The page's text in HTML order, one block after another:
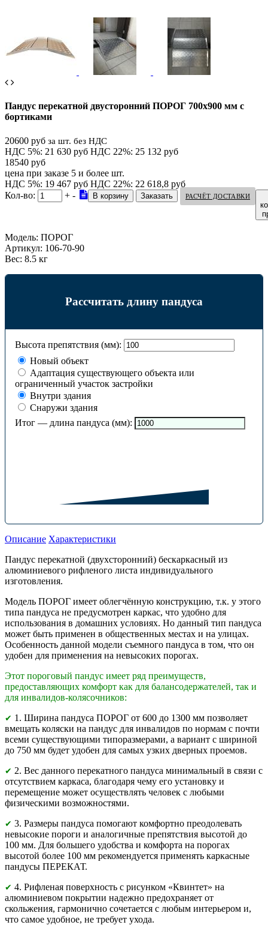
Пандус перекатной двусторонний ПОРОГ 700х900 мм с
бортиками
20600 руб за шт. без НДС
НДС 5%: 21 630 руб НДС 22%: 25 132 руб
18540 руб
цена при заказе 5 и более шт.
НДС 5%: 19 467 руб НДС 22%: 22 618,8 руб
Кол-во:
+ - РАСЧЁТ ДОСТАВКИ
Модель: ПОРОГ
Артикул: 106-70-90
Вес: 8.5 кг
Рассчитать длину пандуса
Высота препятствия (мм):
Новый объект
Адаптация существующего объекта или
ограниченный участок застройки
Внутри здания
Снаружи здания
Итог — длина пандуса (мм):
Описание Характеристики
Пандус перекатной (двухсторонний) бескаркасный из
алюминиевого рифленого листа индивидуального
изготовления.
Модель ПОРОГ имеет облегчённую конструкцию, т.к. у этого
типа пандуса не предусмотрен каркас, что удобно для
использования в домашних условиях. Но данный тип пандуса
может быть применен в общественных местах и на улицах.
Особенность данной модели съемного пандуса в том, что он
удобен для применения на невысоких порогах.
Этот пороговый пандус имеет ряд преимуществ,
предоставляющих комфорт как для балансодержателей, так и
для инвалидов-колясочников:
✔ 1. Ширина пандуса ПОРОГ от 600 до 1300 мм позволяет
вмещать коляски на пандус для инвалидов по нормам с почти
всеми существующими типоразмерами, а вариант с шириной
до 750 мм будет удобен для самых узких дверных проемов.
✔ 2. Вес данного перекатного пандуса минимальный в связи с
отсутствием каркаса, благодаря чему его установку и
перемещение может осуществлять человек с любыми
физическими возможностями.
✔ 3. Размеры пандуса помогают комфортно преодолевать
невысокие пороги и аналогичные препятствия высотой до
100 мм. Для большего удобства и комфорта на порогах
высотой более 100 мм рекомендуется применять каркасные
пандусы ПЕРЕКАТ.
✔ 4. Рифленая поверхность с рисунком «Квинтет» на
алюминиевом покрытии надежно предохраняет от
скольжения, гармонично сочетается с любым интерьером и,
что самое удобное, не требует ухода.